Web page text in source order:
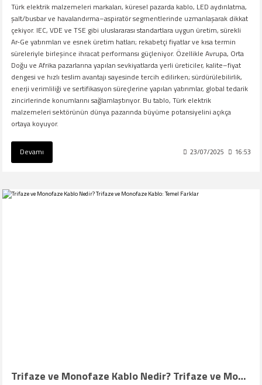
Türk elektrik malzemeleri markaları, küresel pazarda kablo, LED aydınlatma,
şalt/busbar ve havalandırma–aspiratör segmentlerinde uzmanlaşarak dikkat
çekiyor. IEC, VDE ve TSE gibi uluslararası standartlara uygun üretim, sürekli
Ar-Ge yatırımları ve esnek üretim hatları; rekabetçi fiyatlar ve kısa termin
süreleriyle birleşince ihracat performansı güçleniyor. Özellikle Avrupa, Orta
Doğu ve Afrika pazarlarına yapılan sevkiyatlarda yerli üreticiler, kalite–fiyat
dengesi ve hızlı teslim avantajı sayesinde tercih edilirken; sürdürülebilirlik,
enerji verimliliği ve sertifikasyon süreçlerine yapılan yatırımlar, global tedarik
zincirlerinde konumlarını sağlamlaştırıyor. Bu tablo, Türk elektrik
malzemeleri sektörünün dünya pazarında büyüme potansiyelini açıkça
ortaya koyuyor.
Devamı 23/07/2025 16:53
Trifaze ve Monofaze Kablo Nedir? Trifaze ve Monofaze Kablo: Temel Farklar